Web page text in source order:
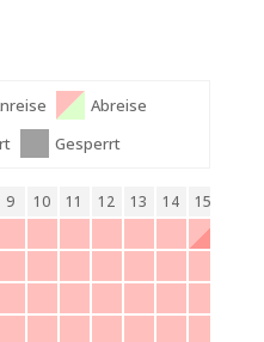
Abreise
Gesperrt
9 10 11 12 13 14 15